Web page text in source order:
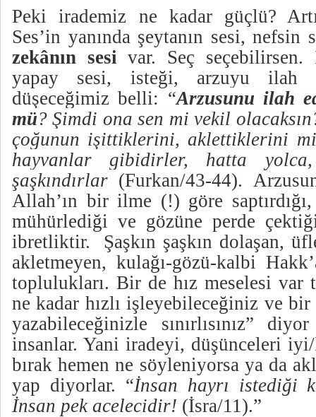
Peki irademiz ne kadar güçlü?
Ses’in yanında şeytanın sesi,
zekânın sesi var. Seç seçebilirsen.
yapay sesi, isteği, arzuyu ilah
düşeceğimiz belli: “Arzusunu ilah
mü? Şimdi ona sen mi vekil
çoğunun işittiklerini, aklettiklerini
hayvanlar gibidirler, hatta
şaşkındırlar (Furkan/43-44).
Allah’ın bir ilme (!) göre
mühürlediği ve gözüne perde
ibretliktir.
Şaşkın şaşkın dolaşan,
akletmeyen, kulağı-gözü-kalbi
toplulukları. Bir de hız meselesi var
ne kadar hızlı işleyebileceğiniz ve bir
yazabileceğinizle sınırlısınız”
insanlar. Yani iradeyi, düşünceleri
bırak hemen ne söyleniyorsa ya da
yap diyorlar. “İnsan hayrı istediği
İnsan pek acelecidir! (İsra/11).”